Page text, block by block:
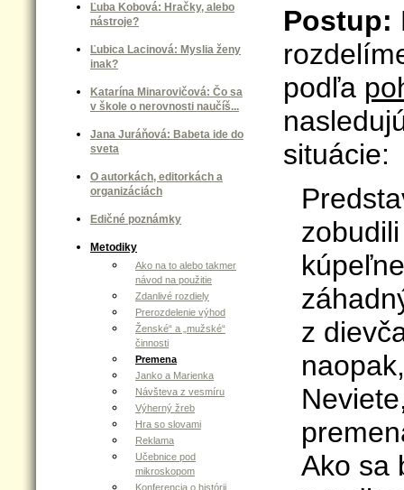
Ľuba Kobová: Hračky, alebo
nástroje?
Ľubica Lacinová: Myslia ženy
inak?
Katarína Minarovičová: Čo sa
v škole o nerovnosti naučíš...
Jana Juráňová: Babeta ide do
sveta
O autorkách, editorkách a
organizáciách
Edičné poznámky
Metodiky
Ako na to alebo takmer
návod na použitie
Zdanlivé rozdiely
Prerozdelenie výhod
Ženské“ a „mužské“
činnosti
Premena
Janko a Marienka
Návšteva z vesmíru
Výherný žreb
Hra so slovami
Reklama
Učebnice pod
mikroskopom
Konferencia o histórii
Postup:
podľa
situácie:
z
Ako sa